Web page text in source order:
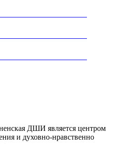
ДШИ является центром
и духовно-нравственно